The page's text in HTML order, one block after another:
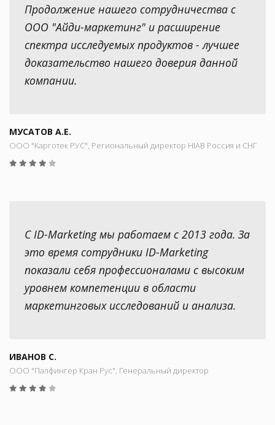
Продолжение нашего сотрудничества с
ООО "Айди-маркетинг" и расширение
спектра исследуемых продуктов - лучшее
доказательство нашего доверия данной
компании.
МУСАТОВ А.Е.
ООО "Карготек РУС", Региональный директор HIAB Россия и СНГ
С ID-Marketing мы работаем с 2013 года. За
это время сотрудники ID-Marketing
показали себя профессионалами с высоким
уровнем компетенции в области
маркетинговых исследований и анализа.
ИВАНОВ С.
ООО "Палфингер Кран Рус", Генеральный директор